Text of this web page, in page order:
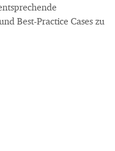
Best-Practice Cases zu